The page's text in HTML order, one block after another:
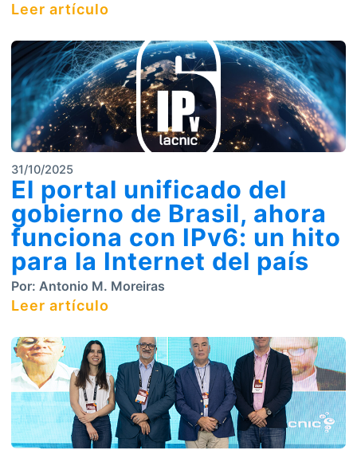
Leer artículo
31/10/2025
El portal unificado del
gobierno de Brasil, ahora
funciona con IPv6: un hito
para la Internet del país
Por: Antonio M. Moreiras
Leer artículo